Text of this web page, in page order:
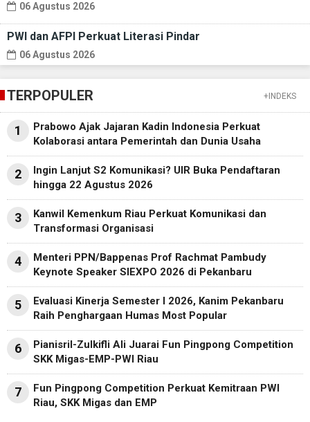
06 Agustus 2026
PWI dan AFPI Perkuat Literasi Pindar
06 Agustus 2026
TERPOPULER +INDEKS
1
Prabowo Ajak Jajaran Kadin Indonesia Perkuat
Kolaborasi antara Pemerintah dan Dunia Usaha
2
Ingin Lanjut S2 Komunikasi? UIR Buka Pendaftaran
hingga 22 Agustus 2026
3
Kanwil Kemenkum Riau Perkuat Komunikasi dan
Transformasi Organisasi
4
Menteri PPN/Bappenas Prof Rachmat Pambudy
Keynote Speaker SIEXPO 2026 di Pekanbaru
5
Evaluasi Kinerja Semester I 2026, Kanim Pekanbaru
Raih Penghargaan Humas Most Popular
6
Pianisril-Zulkifli Ali Juarai Fun Pingpong Competition
SKK Migas-EMP-PWI Riau
7
Fun Pingpong Competition Perkuat Kemitraan PWI
Riau, SKK Migas dan EMP